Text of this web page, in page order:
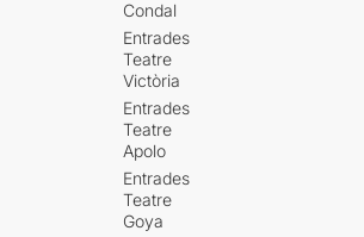
Condal
Entrades
Teatre
Victòria
Entrades
Teatre
Apolo
Entrades
Teatre
Goya